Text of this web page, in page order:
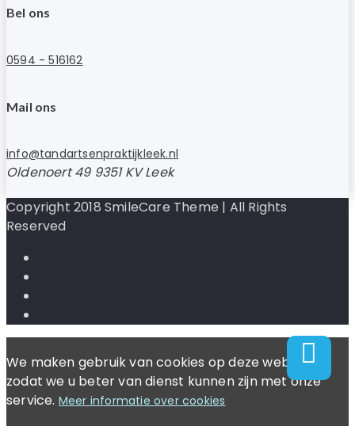
Bel ons
0594 - 516162
Mail ons
info@tandartsenpraktijkleek.nl
Oldenoert 49 9351 KV Leek
Copyright 2018 SmileCare Theme | All Rights
Reserved
We maken gebruik van cookies op deze website
zodat we u beter van dienst kunnen zijn met onze
service. Meer informatie over cookies